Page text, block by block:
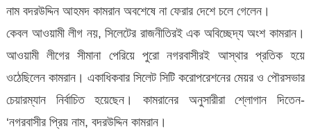
গেলেন
কামরান
শোক
প্রকাশ
নাম বদরউদ্দিন আহমদ কামরান অবশেষে না ফেরার দেশে চলে গেলেন।
কেবল আওয়ামী লীগ নয়, সিলেটের রাজনীতিরই এক অবিচ্ছেদ্য অংশ কামরান।
আওয়ামী লীগের সীমানা পেরিয়ে পুরো নগরবাসীরই আস্থার প্রতিক হয়ে
ওঠেছিলেন কামরান। একাধিকবার সিলেট সিটি করোপরেশনের মেয়র ও পৌরসভার
চেয়ারম্যান নির্বাচিত হয়েছেন। কামরানের অনুসারীরা শ্লোগান দিতেন-
‘নগরবাসীর প্রিয় নাম, বদরউদ্দিন কামরান।